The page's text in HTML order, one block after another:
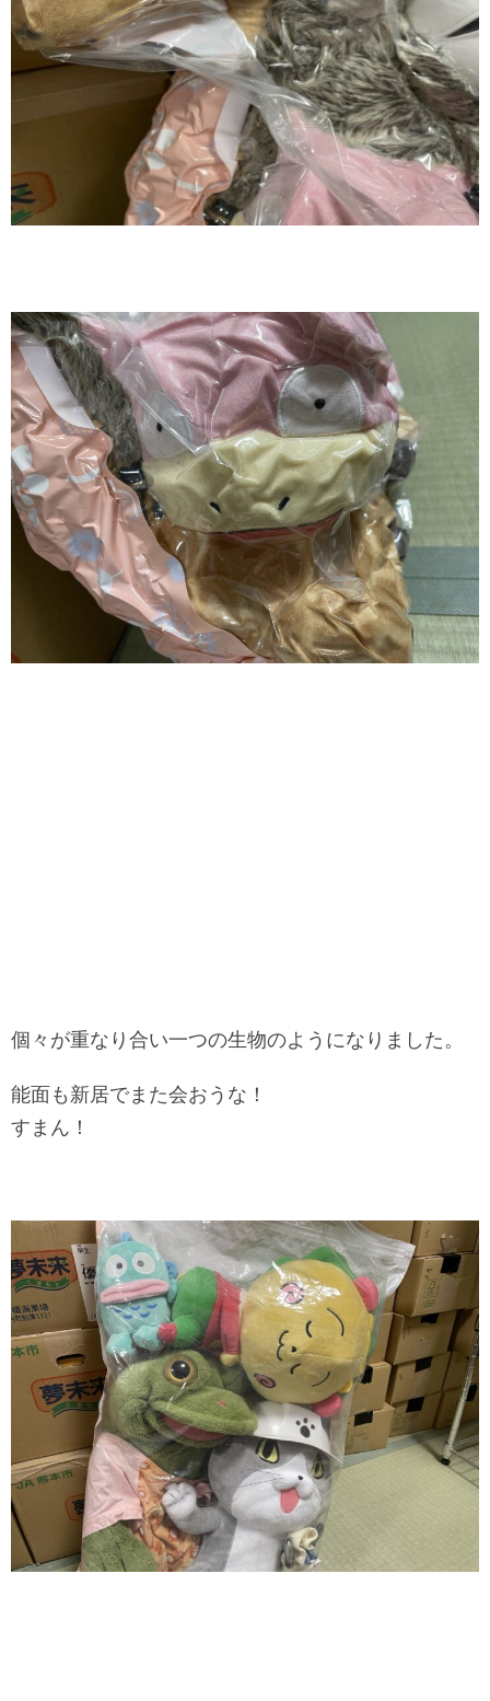
個々が重なり合い一つの生物のようになりました。
能面も新居でまた会おうな！
すまん！